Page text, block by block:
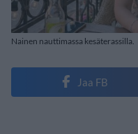
Nainen nauttimassa kesäterassilla.
Jaa FB